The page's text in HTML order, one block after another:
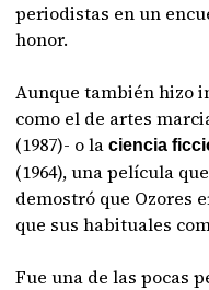
periodistas en un
honor.
Aunque también hizo
como el de artes
(1987)- o laciencia
(1964), una película
demostró que Ozores
que sus habituales
Fue una de las pocas